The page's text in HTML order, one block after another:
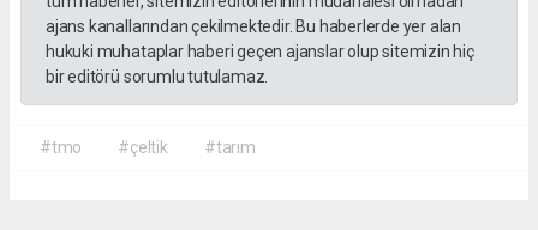
ajans kanallarından çekilmektedir. Bu haberlerde yer alan
hukuki muhataplar haberi geçen ajanslar olup sitemizin hiç
bir editörü sorumlu tutulamaz.
#tmo #çeltik #tarım